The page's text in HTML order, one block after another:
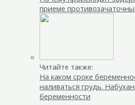
приеме
Читайте также:
На каком сроке
наливаться грудь.
беременности